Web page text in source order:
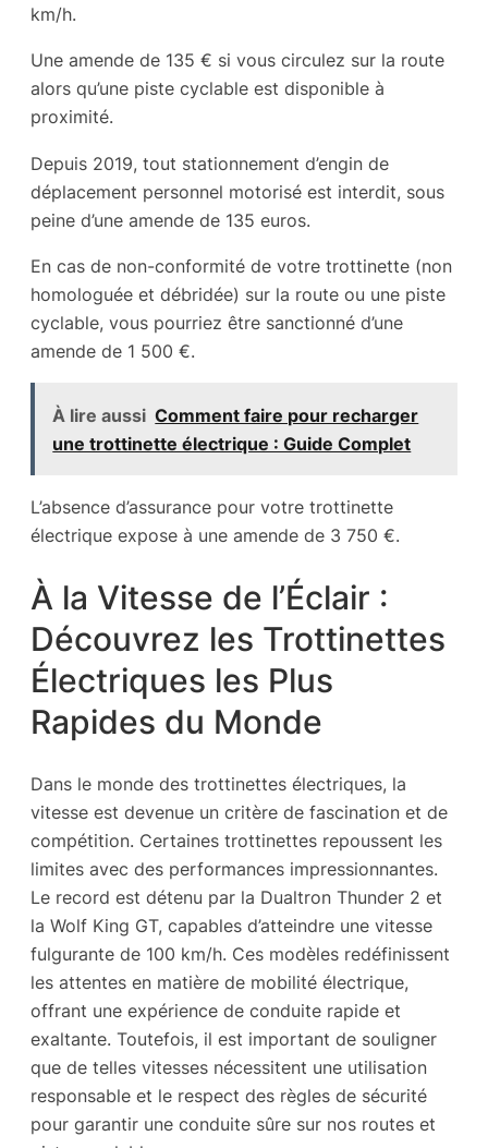
km/h.
Une amende de 135 € si vous circulez sur la route
alors qu’une piste cyclable est disponible à
proximité.
Depuis 2019, tout stationnement d’engin de
déplacement personnel motorisé est interdit, sous
peine d’une amende de 135 euros.
En cas de non-conformité de votre trottinette (non
homologuée et débridée) sur la route ou une piste
cyclable, vous pourriez être sanctionné d’une
amende de 1 500 €.
À lire aussi Comment faire pour recharger
une trottinette électrique : Guide Complet
L’absence d’assurance pour votre trottinette
électrique expose à une amende de 3 750 €.
À la Vitesse de l’Éclair :
Découvrez les Trottinettes
Électriques les Plus
Rapides du Monde
Dans le monde des trottinettes électriques, la
vitesse est devenue un critère de fascination et de
compétition. Certaines trottinettes repoussent les
limites avec des performances impressionnantes.
Le record est détenu par la Dualtron Thunder 2 et
la Wolf King GT, capables d’atteindre une vitesse
fulgurante de 100 km/h. Ces modèles redéfinissent
les attentes en matière de mobilité électrique,
offrant une expérience de conduite rapide et
exaltante. Toutefois, il est important de souligner
que de telles vitesses nécessitent une utilisation
responsable et le respect des règles de sécurité
pour garantir une conduite sûre sur nos routes et